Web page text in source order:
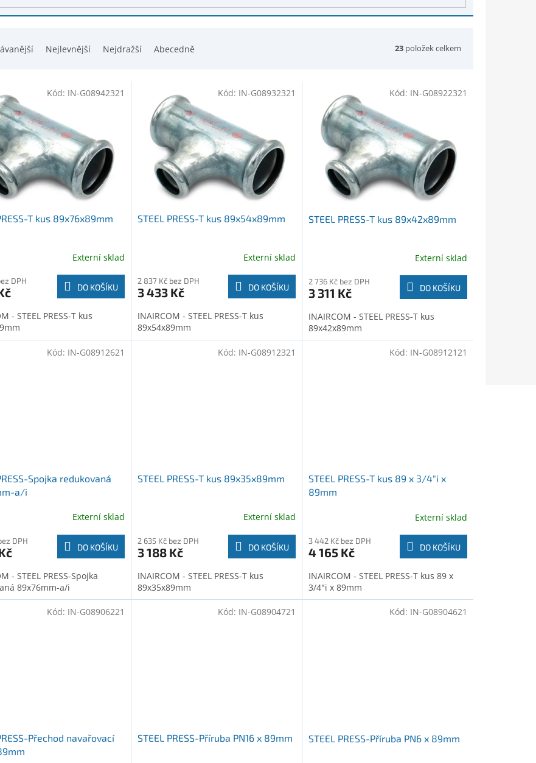
Nejlevnější Nejdražší Abecedně 23 položek celkem
T kus 89x76x89mm
Externí sklad
DPH
DO KOŠÍKU
- STEEL PRESS-T kus
Kód: IN-G08942321
STEEL PRESS-T kus 89x54x89mm
Externí sklad
2 837 Kč bez DPH
3 433 Kč DO KOŠÍKU
INAIRCOM - STEEL PRESS-T kus
89x54x89mm
Kód: IN-G08932321
STEEL PRESS-T kus 89x42x89mm
Externí sklad
2 736 Kč bez DPH
3 311 Kč DO KOŠÍKU
INAIRCOM - STEEL PRESS-T kus
89x42x89mm
Kód: IN-G08922321
Spojka redukovaná
a/i
Externí sklad
DPH
DO KOŠÍKU
- STEEL PRESS-Spojka
89x76mm-a/i
Kód: IN-G08912621
STEEL PRESS-T kus 89x35x89mm
Externí sklad
2 635 Kč bez DPH
3 188 Kč DO KOŠÍKU
INAIRCOM - STEEL PRESS-T kus
89x35x89mm
Kód: IN-G08912321
STEEL PRESS-T kus 89 x 3/4"i x
89mm
Externí sklad
3 442 Kč bez DPH
4 165 Kč DO KOŠÍKU
INAIRCOM - STEEL PRESS-T kus 89 x
3/4"i x 89mm
Kód: IN-G08912121
Přechod navařovací
Kód: IN-G08906221
STEEL PRESS-Příruba PN16 x 89mm
Kód: IN-G08904721
STEEL PRESS-Příruba PN6 x 89mm
Kód: IN-G08904621